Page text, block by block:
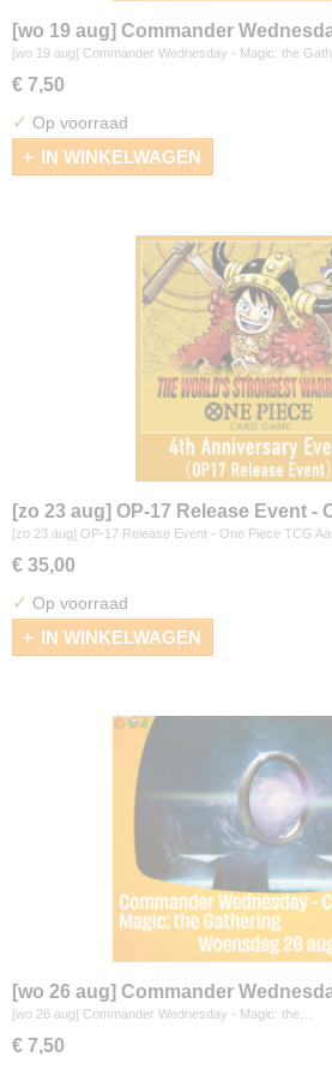
[wo 19 aug] Commander
Gathering
[wo 19 aug] Commander Wednesday - Magic: the
€ 7,50
✓ Op voorraad
IN WINKELWAGEN
[zo 23 aug] OP-17 Release Event -
[zo 23 aug] OP-17 Release Event - One Piece TCG
€ 35,00
✓ Op voorraad
IN WINKELWAGEN
[wo 26 aug] Commander
Gathering
[wo 26 aug] Commander Wednesday - Magic: the…
€ 7,50